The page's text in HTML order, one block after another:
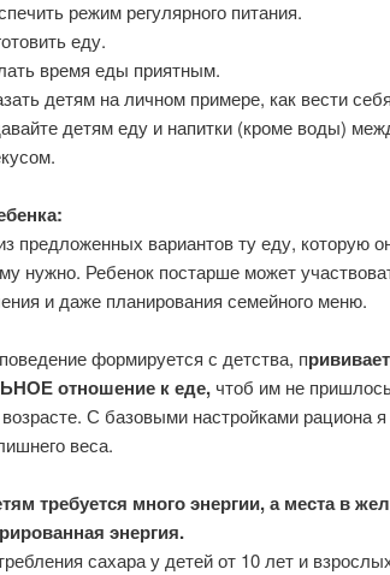
режим регулярного питания.
еду.
время еды приятным.
детям на личном примере, как вести
детям еду и напитки (кроме воды)
предложенных вариантов ту еду, которую
нужно. Ребенок постарше может
и даже планирования семейного меню.
формируется с детства, п
отношение к еде,чтоб им не
С базовыми настройками рациона
веса.
требуется много энергии, а места в
энергия.
сахара у детей от 10 лет и